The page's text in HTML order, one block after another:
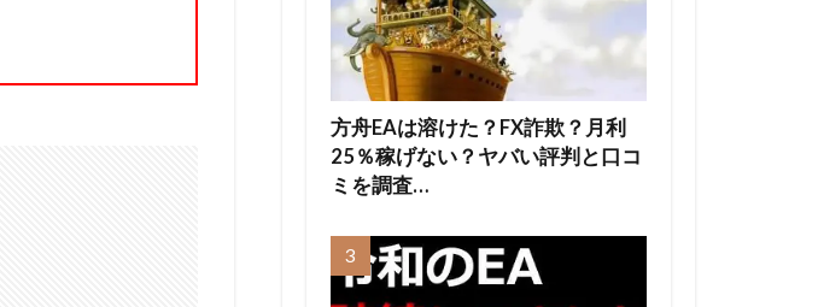
方舟EAは溶けた？FX詐欺？月利
25％稼げない？ヤバい評判と口コ
ミを調査…